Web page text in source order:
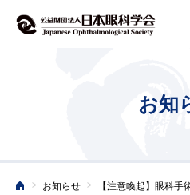
お知
ホーム
> お知らせ >
【注意喚起】眼科